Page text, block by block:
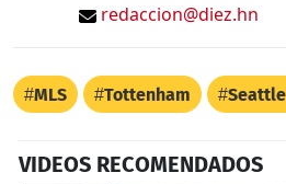
redaccion@diez.hn
MLS Tottenham
VIDEOS RECOMENDADOS